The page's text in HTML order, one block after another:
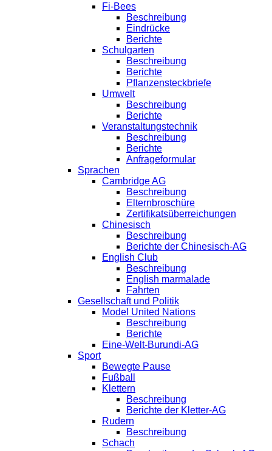
Fi-Bees
Beschreibung
Eindrücke
Berichte
Schulgarten
Beschreibung
Berichte
Pflanzensteckbriefe
Umwelt
Beschreibung
Berichte
Veranstaltungstechnik
Beschreibung
Berichte
Anfrageformular
Sprachen
Cambridge AG
Beschreibung
Elternbroschüre
Zertifikatsüberreichungen
Chinesisch
Beschreibung
Berichte der Chinesisch-AG
English Club
Beschreibung
English marmalade
Fahrten
Gesellschaft und Politik
Model United Nations
Beschreibung
Berichte
Eine-Welt-Burundi-AG
Sport
Bewegte Pause
Fußball
Klettern
Beschreibung
Berichte der Kletter-AG
Rudern
Beschreibung
Schach